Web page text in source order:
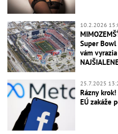
10.2.2026
Super
vám
25.7.2025
Rázny
EÚ zakáže